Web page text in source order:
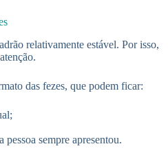
relativamente estável. Por isso,
das fezes, que podem ficar:
sempre apresentou.